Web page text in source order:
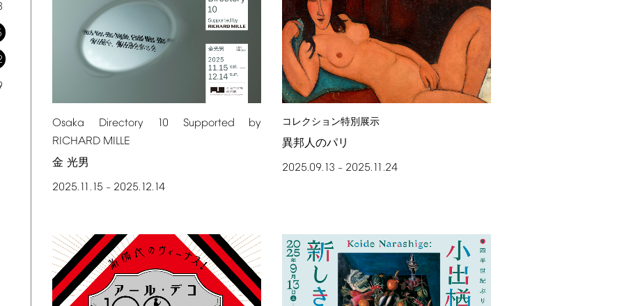
Osaka Directory 10 Supported
by
RICHARD MILLE
金 光男
2025.11.15 – 2025.12.14
コレクション特別展示
異邦人のパリ
2025.09.13 – 2025.11.24